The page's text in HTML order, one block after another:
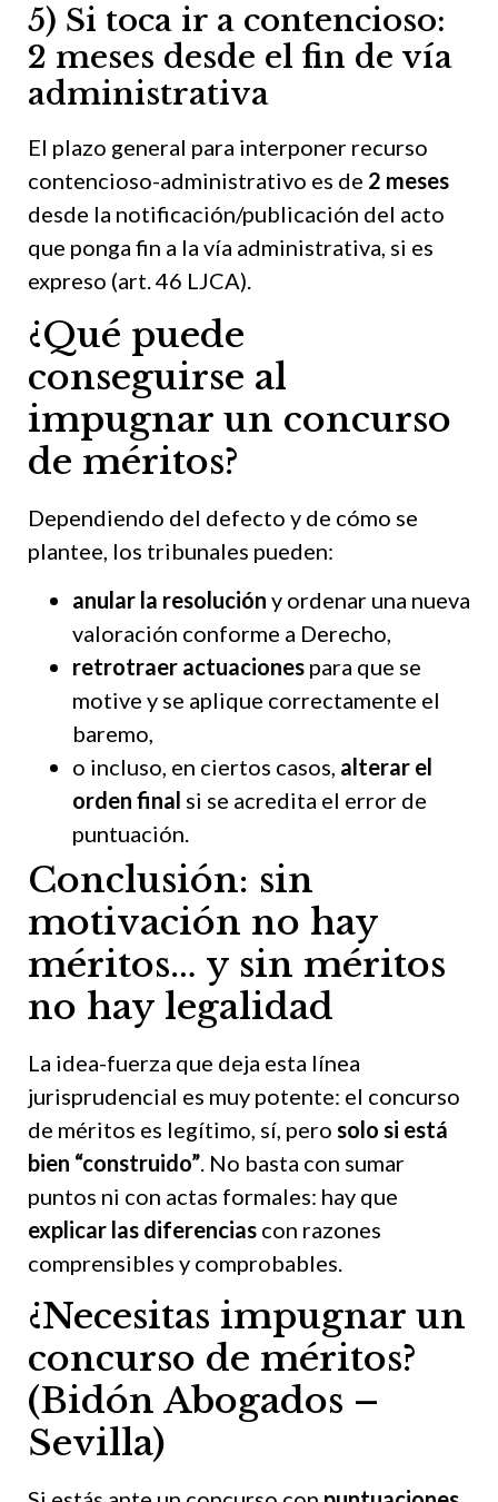
5) Si toca ir a contencioso:
2 meses desde el fin de vía
administrativa
El plazo general para interponer recurso
contencioso-administrativo es de 2 meses
desde la notificación/publicación del acto
que ponga fin a la vía administrativa, si es
expreso (art. 46 LJCA).
¿Qué puede
conseguirse al
impugnar un concurso
de méritos?
Dependiendo del defecto y de cómo se
plantee, los tribunales pueden:
anular la resolución y ordenar una nueva
valoración conforme a Derecho,
retrotraer actuaciones para que se
motive y se aplique correctamente el
baremo,
o incluso, en ciertos casos, alterar el
orden final si se acredita el error de
puntuación.
Conclusión: sin
motivación no hay
méritos… y sin méritos
no hay legalidad
La idea-fuerza que deja esta línea
jurisprudencial es muy potente: el concurso
de méritos es legítimo, sí, pero solo si está
bien “construido”. No basta con sumar
puntos ni con actas formales: hay que
explicar las diferencias con razones
comprensibles y comprobables.
¿Necesitas impugnar un
concurso de méritos?
(Bidón Abogados –
Sevilla)